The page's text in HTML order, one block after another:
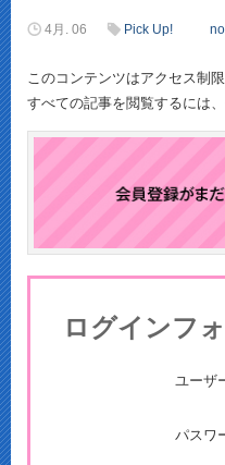
4月. 06 Pick Up!
このコンテンツはアクセス制
すべての記事を閲覧するには
ログインフ
ユーザ
パスワ